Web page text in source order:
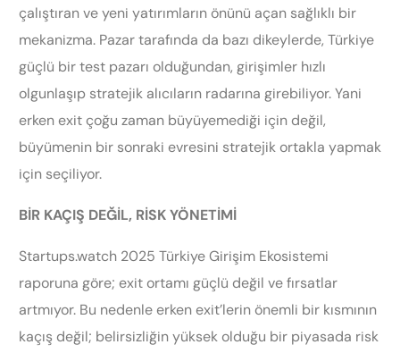
çalıştıran ve yeni yatırımların önünü açan sağlıklı bir
mekanizma. Pazar tarafında da bazı dikeylerde, Türkiye
güçlü bir test pazarı olduğundan, girişimler hızlı
olgunlaşıp stratejik alıcıların radarına girebiliyor. Yani
erken exit çoğu zaman büyüyemediği için değil,
büyümenin bir sonraki evresini stratejik ortakla yapmak
için seçiliyor.
BİR KAÇIŞ DEĞİL, RİSK YÖNETİMİ
Startups.watch 2025 Türkiye Girişim Ekosistemi
raporuna göre; exit ortamı güçlü değil ve fırsatlar
artmıyor. Bu nedenle erken exit’lerin önemli bir kısmının
kaçış değil; belirsizliğin yüksek olduğu bir piyasada risk